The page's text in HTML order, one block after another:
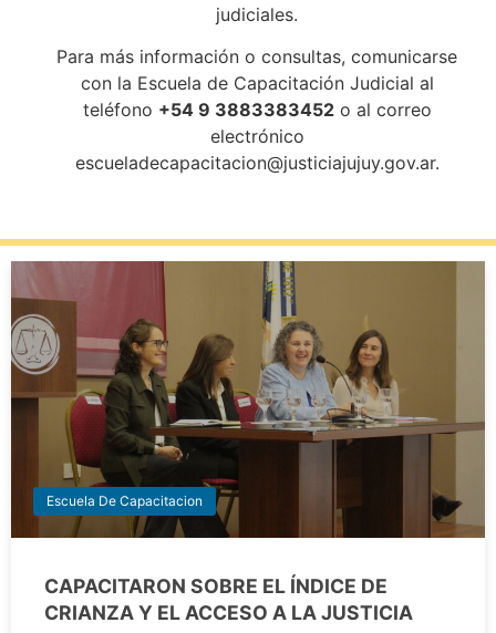
judiciales.
Para más información o consultas, comunicarse
con la Escuela de Capacitación Judicial al
teléfono +54 9 3883383452o al correo
electrónico
escueladecapacitacion@justiciajujuy.gov.ar.
Escuela De Capacitacion
CAPACITARON SOBRE EL ÍNDICE DE
CRIANZA Y EL ACCESO A LA JUSTICIA